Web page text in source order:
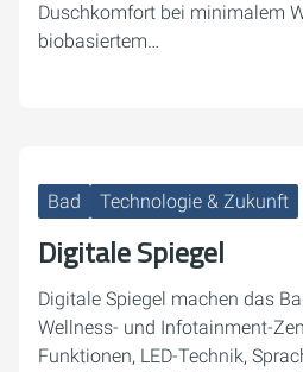
Duschkomfort bei minimalem
biobasiertem…
Bad Technologie & Zukunft
Digitale Spiegel
Digitale Spiegel machen das
Wellness- und Infotainment-
Funktionen, LED-Technik,